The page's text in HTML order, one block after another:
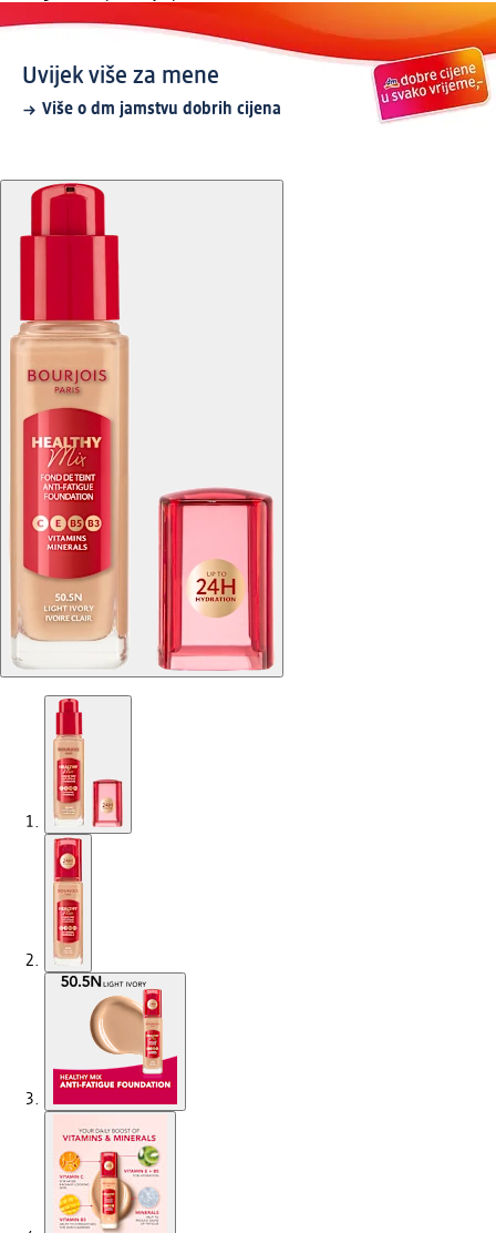
Uvijek više za mene
Više o dm jamstvu dobrih cijena